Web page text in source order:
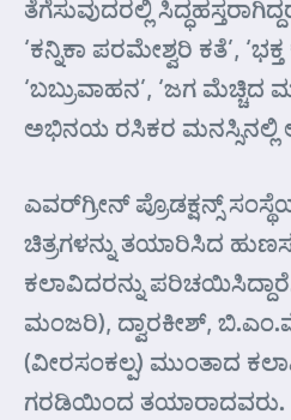
ತೆಗೆಸುವುದರಲ್ಲಿ
‘ಕನ್ನಿಕಾ ಪರಮೇಶ್ವರಿ ಕತೆ’,
‘ಬಬ್ರುವಾಹನ’, ‘ಜಗ ಮೆಚ್ಚಿದ
ಅಭಿನಯ ರಸಿಕರ
ಎವರ್‌ಗ್ರೀನ್ ಪ್ರೊಡಕ್ಷನ್ಸ್
ಚಿತ್ರಗಳನ್ನು ತಯಾರಿಸಿದ
ಕಲಾವಿದರನ್ನು
ಮಂಜರಿ), ದ್ವಾರಕೀಶ್,
(ವೀರಸಂಕಲ್ಪ) ಮುಂತಾದ
ಗರಡಿಯಿಂದ